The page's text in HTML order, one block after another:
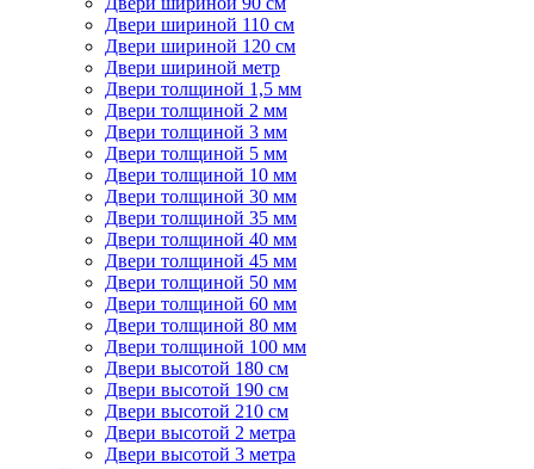
Двери шириной 110 см
Двери шириной 120 см
Двери шириной метр
Двери толщиной 1,5 мм
Двери толщиной 2 мм
Двери толщиной 3 мм
Двери толщиной 5 мм
Двери толщиной 10 мм
Двери толщиной 30 мм
Двери толщиной 35 мм
Двери толщиной 40 мм
Двери толщиной 45 мм
Двери толщиной 50 мм
Двери толщиной 60 мм
Двери толщиной 80 мм
Двери толщиной 100 мм
Двери высотой 180 см
Двери высотой 190 см
Двери высотой 210 см
Двери высотой 2 метра
Двери высотой 3 метра